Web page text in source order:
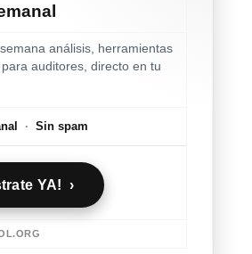
análisis, herramientas
auditores, directo en tu
· Sin spam
YA! ›